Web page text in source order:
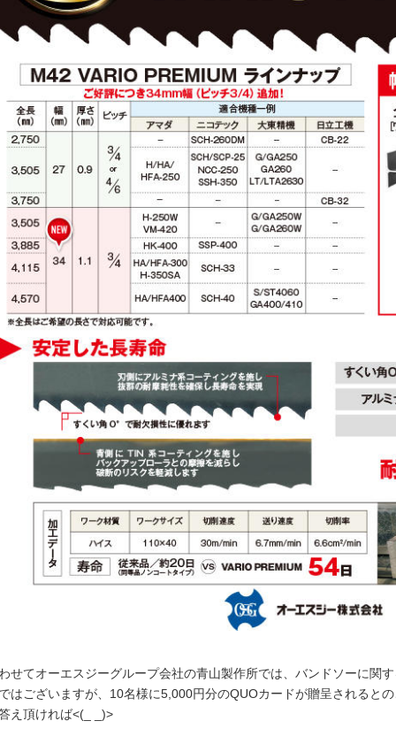
せてオーエスジーグループ会社の青山製作所では、バンドソーに関
はございますが、10名様に5,000円分のQUOカードが贈呈されると
え頂ければ<(_ _)>